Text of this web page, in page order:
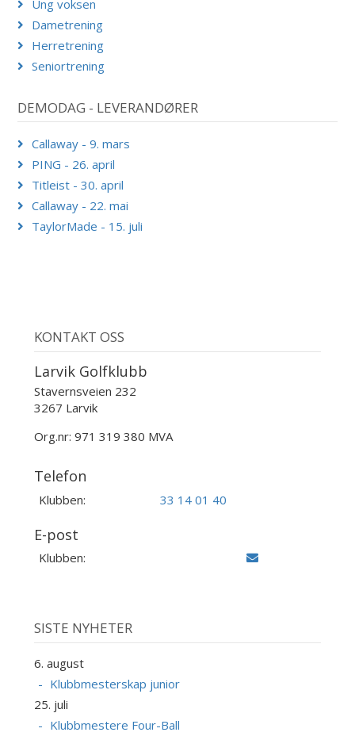
Ung voksen
Dametrening
Herretrening
Seniortrening
DEMODAG - LEVERANDØRER
Callaway - 9. mars
PING - 26. april
Titleist - 30. april
Callaway - 22. mai
TaylorMade - 15. juli
KONTAKT OSS
Larvik Golfklubb
Stavernsveien 232
3267 Larvik
Org.nr: 971 319 380 MVA
Telefon
Klubben: 33 14 01 40
E-post
Klubben:
SISTE NYHETER
6. august
Klubbmesterskap junior
25. juli
Klubbmestere Four-Ball